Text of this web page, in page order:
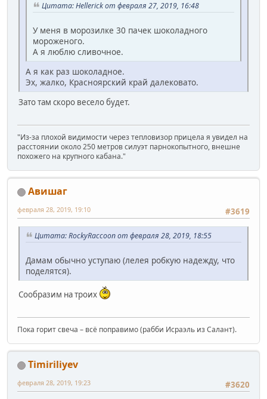
Цитата: Hellerick от февраля 27, 2019, 16:48
У меня в морозилке 30 пачек шоколадного
мороженого.
А я люблю сливочное.
А я как раз шоколадное.
Эх, жалко, Красноярский край далековато.
Зато там скоро весело будет.
"Из-за плохой видимости через тепловизор прицела я увидел на
расстоянии около 250 метров силуэт парнокопытного, внешне
похожего на крупного кабана."
Авишаг
#3619
февраля 28, 2019, 19:10
Цитата: RockyRaccoon от февраля 28, 2019, 18:55
Дамам обычно уступаю (лелея робкую надежду, что
поделятся).
Сообразим на троих
Пока горит свеча – всё поправимо (рабби Исраэль из Салант).
Timiriliyev
#3620
февраля 28, 2019, 19:23